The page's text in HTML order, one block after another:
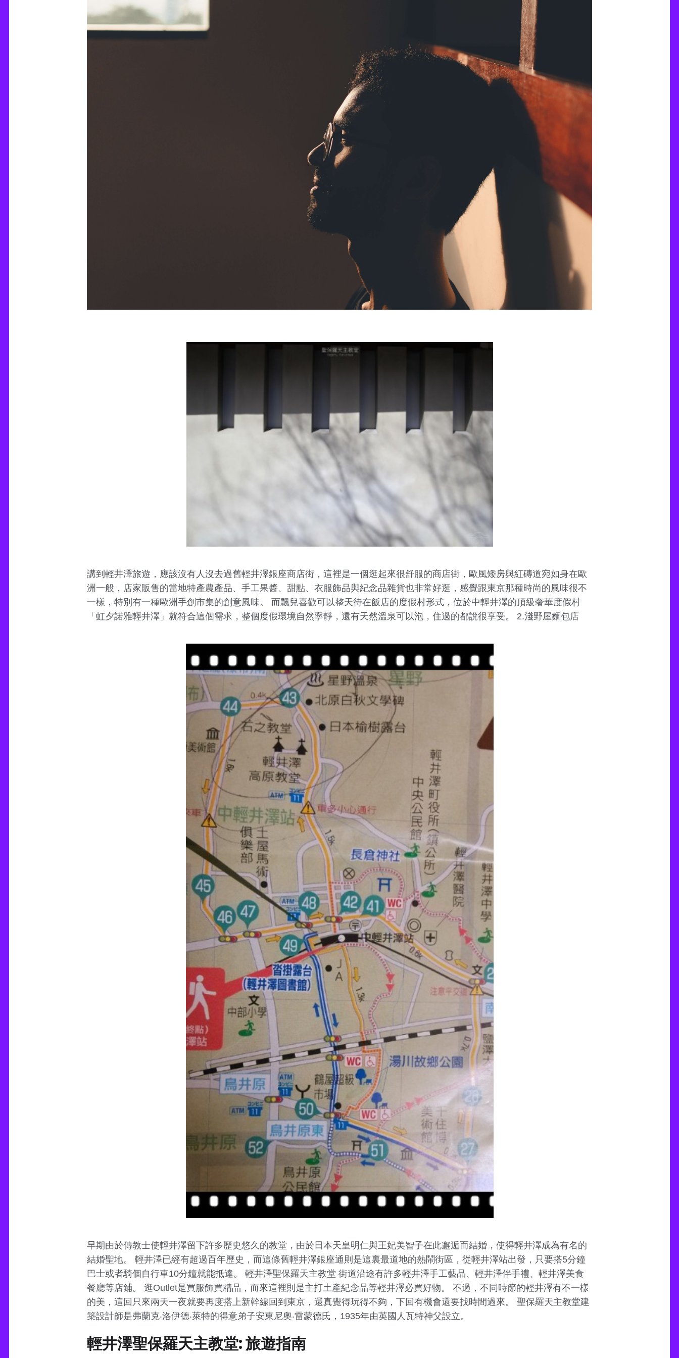
講到輕井澤旅遊，應該沒有人沒去過舊輕井澤銀座商店街，這裡是一個逛起來很舒服的商店街，歐風矮房與紅磚道宛如身在歐
洲一般，店家販售的當地特產農產品、手工果醬、甜點、衣服飾品與紀念品雜貨也非常好逛，感覺跟東京那種時尚的風味很不
一樣，特別有一種歐洲手創市集的創意風味。 而飄兒喜歡可以整天待在飯店的度假村形式，位於中輕井澤的頂級奢華度假村
「虹夕諾雅輕井澤」就符合這個需求，整個度假環境自然寧靜，還有天然溫泉可以泡，住過的都說很享受。 2.淺野屋麵包店
早期由於傳教士使輕井澤留下許多歷史悠久的教堂，由於日本天皇明仁與王妃美智子在此邂逅而結婚，使得輕井澤成為有名的
結婚聖地。 輕井澤已經有超過百年歷史，而這條舊輕井澤銀座通則是這裏最道地的熱鬧街區，從輕井澤站出發，只要搭5分鐘
巴士或者騎個自行車10分鐘就能抵達。 輕井澤聖保羅天主教堂 街道沿途有許多輕井澤手工藝品、輕井澤伴手禮、輕井澤美食
餐廳等店鋪。 逛Outlet是買服飾買精品，而來這裡則是主打土產紀念品等輕井澤必買好物。 不過，不同時節的輕井澤有不一樣
的美，這回只來兩天一夜就要再度搭上新幹線回到東京，還真覺得玩得不夠，下回有機會還要找時間過來。 聖保羅天主教堂建
築設計師是弗蘭克‧洛伊德‧萊特的得意弟子安東尼奧‧雷蒙德氏，1935年由英國人瓦特神父設立。
輕井澤聖保羅天主教堂: 旅遊指南